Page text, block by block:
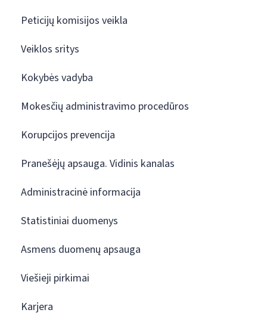
Peticijų komisijos veikla
Veiklos sritys
Kokybės vadyba
Mokesčių administravimo procedūros
Korupcijos prevencija
Pranešėjų apsauga. Vidinis kanalas
Administracinė informacija
Statistiniai duomenys
Asmens duomenų apsauga
Viešieji pirkimai
Karjera